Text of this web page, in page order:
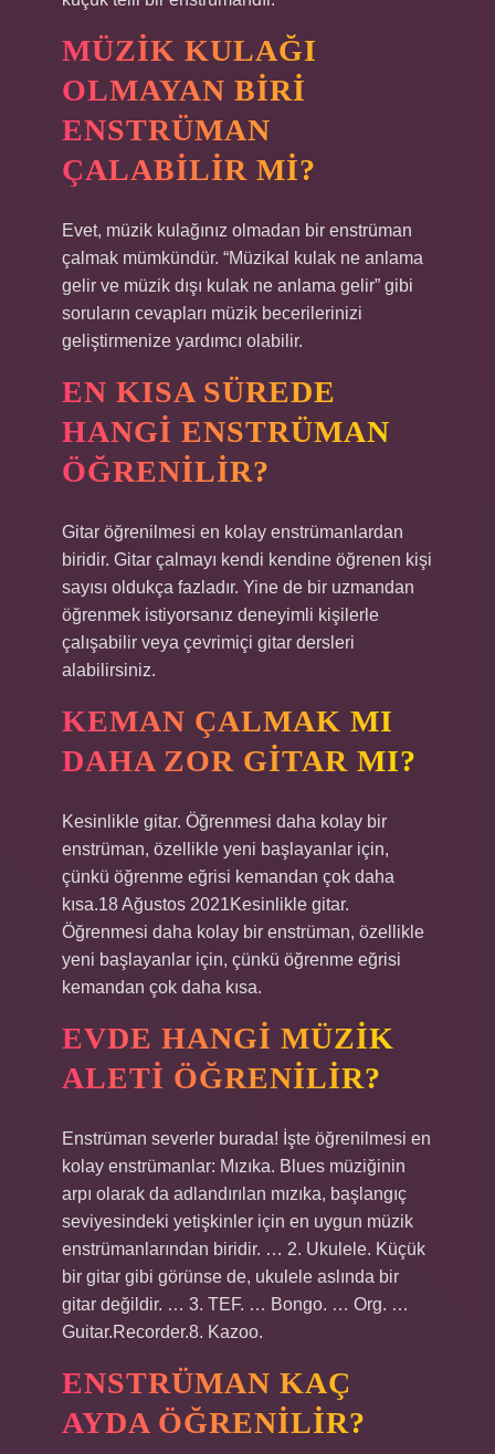
MÜZIK KULAĞI
OLMAYAN BIRI
ENSTRÜMAN
ÇALABILIR MI?
Evet, müzik kulağınız olmadan bir enstrüman
çalmak mümkündür. “Müzikal kulak ne anlama
gelir ve müzik dışı kulak ne anlama gelir” gibi
soruların cevapları müzik becerilerinizi
geliştirmenize yardımcı olabilir.
EN KISA SÜREDE
HANGI ENSTRÜMAN
ÖĞRENILIR?
Gitar öğrenilmesi en kolay enstrümanlardan
biridir. Gitar çalmayı kendi kendine öğrenen kişi
sayısı oldukça fazladır. Yine de bir uzmandan
öğrenmek istiyorsanız deneyimli kişilerle
çalışabilir veya çevrimiçi gitar dersleri
alabilirsiniz.
KEMAN ÇALMAK MI
DAHA ZOR GITAR MI?
Kesinlikle gitar. Öğrenmesi daha kolay bir
enstrüman, özellikle yeni başlayanlar için,
çünkü öğrenme eğrisi kemandan çok daha
kısa.18 Ağustos 2021Kesinlikle gitar.
Öğrenmesi daha kolay bir enstrüman, özellikle
yeni başlayanlar için, çünkü öğrenme eğrisi
kemandan çok daha kısa.
EVDE HANGI MÜZIK
ALETI ÖĞRENILIR?
Enstrüman severler burada! İşte öğrenilmesi en
kolay enstrümanlar: Mızıka. Blues müziğinin
arpı olarak da adlandırılan mızıka, başlangıç ​​
seviyesindeki yetişkinler için en uygun müzik
enstrümanlarından biridir. … 2. Ukulele. Küçük
bir gitar gibi görünse de, ukulele aslında bir
gitar değildir. … 3. TEF. … Bongo. … Org. …
Guitar.Recorder.8. Kazoo.
ENSTRÜMAN KAÇ
AYDA ÖĞRENILIR?